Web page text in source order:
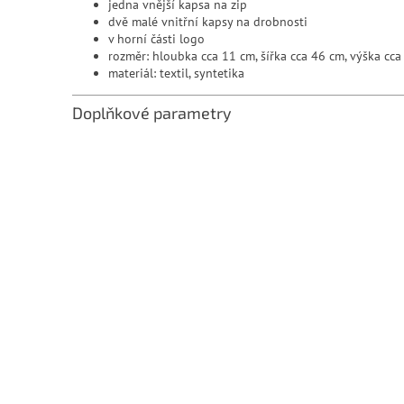
jedna vnější kapsa na zip
dvě malé vnitřní kapsy na drobnosti
v horní části logo
rozměr: hloubka cca 11 cm, šířka cca 46 cm, výška
materiál: textil, syntetika
Doplňkové parametry